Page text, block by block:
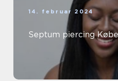
14. februar 2024
Septum piercing